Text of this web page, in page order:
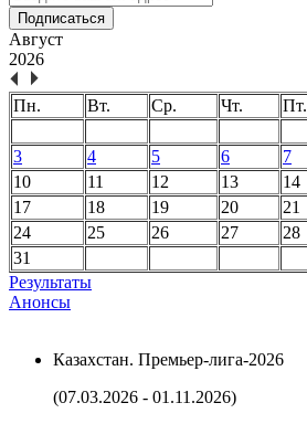
Подписаться
Август
2026
Пн. Вт. Ср. Чт. Пт.
3
4 5 6 7
10
11 12 13 14
17
18 19 20 21
24
25 26 27 28
31
Результаты
Анонсы
Казахстан. Премьер-лига-2026
(07.03.2026 - 01.11.2026)